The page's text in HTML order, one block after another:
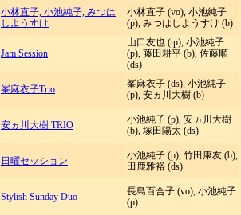
小林直子, 小池純子, みつは
しようすけ
小林直子 (vo), 小池純子
(p), みつはしようすけ (b)
Jam Session
山口友也 (tp), 小池純子
(p), 藤田耕平 (b), 佐藤順
(ds)
峯麻衣子Trio
峯麻衣子 (ds), 小池純子
(p), 安ヵ川大樹 (b)
安ヵ川大樹 TRIO
小池純子 (p), 安ヵ川大樹
(b), 塚田陽太 (ds)
日曜セッション
小池純子 (p), 竹田康友 (b),
田鹿雅裕 (ds)
Stylish Sunday Duo
長島百合子 (vo), 小池純子
(p)